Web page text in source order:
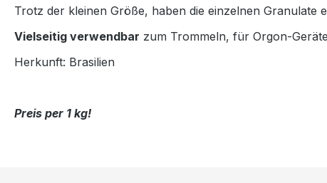
Trotz der kleinen Größe, haben die einzelnen Granulate
Vielseitig verwendbar zum Trommeln, für Orgon-
Herkunft: Brasilien
Preis per 1 kg!